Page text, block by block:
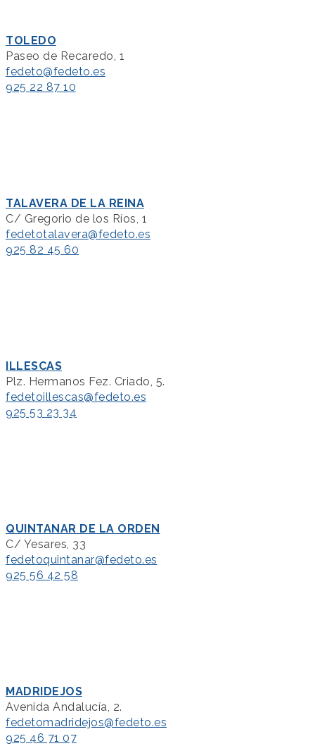
TOLEDO
Paseo de Recaredo, 1
fedeto@fedeto.es
925 22 87 10
TALAVERA DE LA REINA
C/ Gregorio de los Ríos, 1
fedetotalavera@fedeto.es
925 82 45 60
ILLESCAS
Plz. Hermanos Fez. Criado, 5.
fedetoillescas@fedeto.es
925 53 23 34
QUINTANAR DE LA ORDEN
C/ Yesares, 33
fedetoquintanar@fedeto.es
925 56 42 58
MADRIDEJOS
Avenida Andalucía, 2.
fedetomadridejos@fedeto.es
925 46 71 07